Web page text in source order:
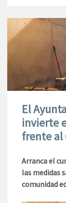
El
invierte
frente al
Arranca el
las medidas
comunidad